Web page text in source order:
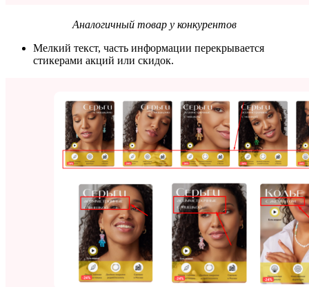
Аналогичный товар у конкурентов
Мелкий текст, часть информации перекрывается
стикерами акций или скидок.